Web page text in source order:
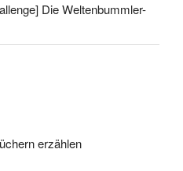
Die Weltenbummler-